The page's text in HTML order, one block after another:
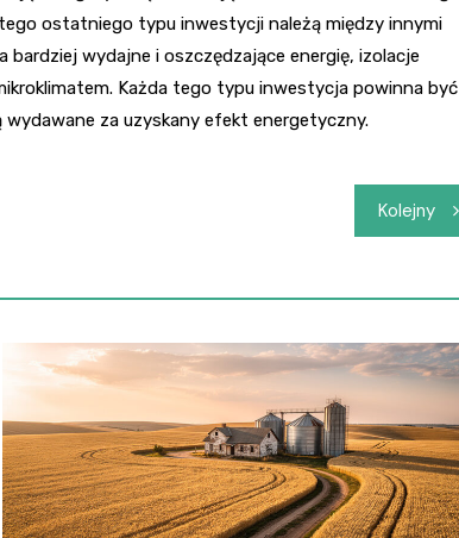
ostatniego typu inwestycji należą między innymi
wydajne i oszczędzające energię, izolacje
Każda tego typu inwestycja powinna być
za uzyskany efekt energetyczny.
Kolejny